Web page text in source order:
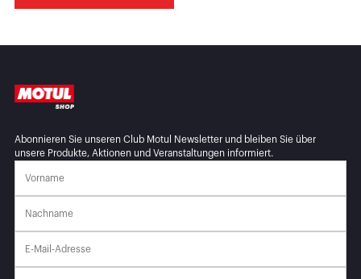
Abonnieren Sie unseren Club Motul Newsletter und bleiben Sie über
unsere Produkte, Aktionen und Veranstaltungen informiert.